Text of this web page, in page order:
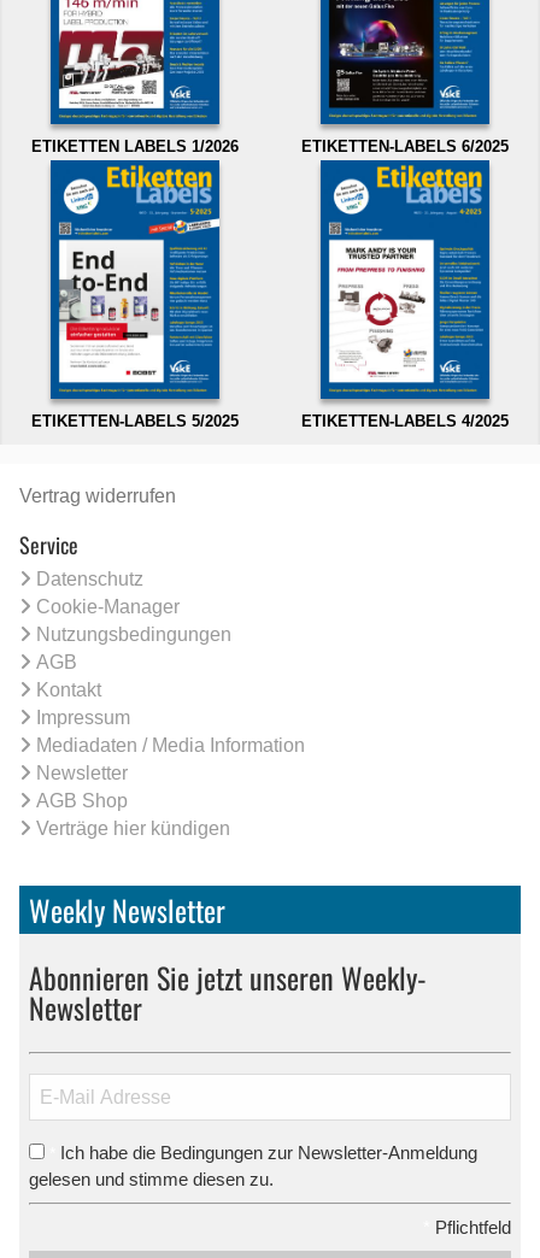
ETIKETTEN LABELS 1/2026 ETIKETTEN-LABELS 6/2025
ETIKETTEN-LABELS 5/2025 ETIKETTEN-LABELS 4/2025
Vertrag widerrufen
Service
Datenschutz
Cookie-Manager
Nutzungsbedingungen
AGB
Kontakt
Impressum
Mediadaten / Media Information
Newsletter
AGB Shop
Verträge hier kündigen
Weekly Newsletter
Abonnieren Sie jetzt unseren Weekly-
Newsletter
Ich habe die Bedingungen zur Newsletter-Anmeldung
gelesen und stimme diesen zu.
Pflichtfeld